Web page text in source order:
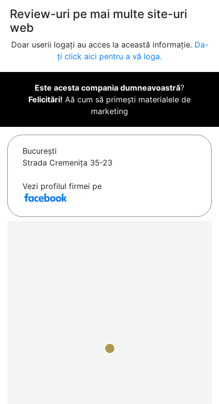
Review-uri pe mai multe site-uri
web
Doar userii logați au acces la această informație. Da-
ți click aici pentru a vă loga.
Este acesta compania dumneavoastră?
Felicitări! Aă cum să primești materialele de
marketing
Bucureşti
Strada Cremenița 35-23
Vezi profilul firmei pe